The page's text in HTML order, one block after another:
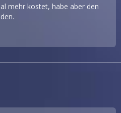
mehr kostet, habe aber den